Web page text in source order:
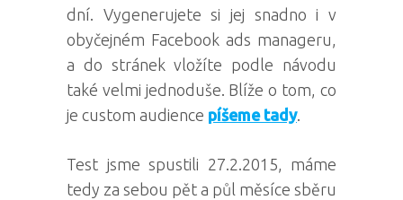
dní. Vygenerujete si jej snadno i v
obyčejném Facebook ads manageru,
a do stránek vložíte podle návodu
také velmi jednoduše. Blíže o tom, co
je custom audience píšeme tady.
Test jsme spustili 27.2.2015, máme
tedy za sebou pět a půl měsíce sběru